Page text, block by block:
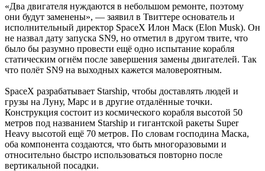
«Два двигателя нуждаются в небольшом ремонте, поэтому
они будут заменены», — заявил в Твиттере основатель и
исполнительный директор SpaceX Илон Маск (Elon Musk). Он
не назвал дату запуска SN9, но отметил в другом твите, что
было бы разумно провести ещё одно испытание корабля
статическим огнём после завершения замены двигателей. Так
что полёт SN9 на выходных кажется маловероятным.
SpaceX разрабатывает Starship, чтобы доставлять людей и
грузы на Луну, Марс и в другие отдалённые точки.
Конструкция состоит из космического корабля высотой 50
метров под названием Starship и гигантской ракеты Super
Heavy высотой ещё 70 метров. По словам господина Маска,
оба компонента создаются, что быть многоразовыми и
относительно быстро использоваться повторно после
вертикальной посадки.